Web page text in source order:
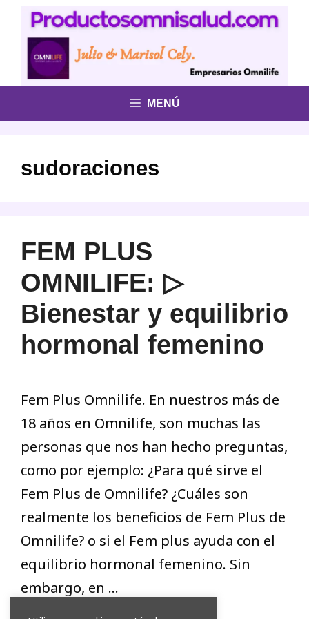
Saltar
contenido
MENÚ
sudoraciones
FEM PLUS
OMNILIFE: ▷
Bienestar y equilibrio
hormonal femenino
Fem Plus Omnilife. En nuestros más de
18 años en Omnilife, son muchas las
personas que nos han hecho preguntas,
como por ejemplo: ¿Para qué sirve el
Fem Plus de Omnilife? ¿Cuáles son
realmente los beneficios de Fem Plus de
Omnilife? o si el Fem plus ayuda con el
equilibrio hormonal femenino. Sin
embargo, en …